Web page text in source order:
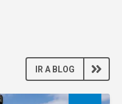
IR A BLOG